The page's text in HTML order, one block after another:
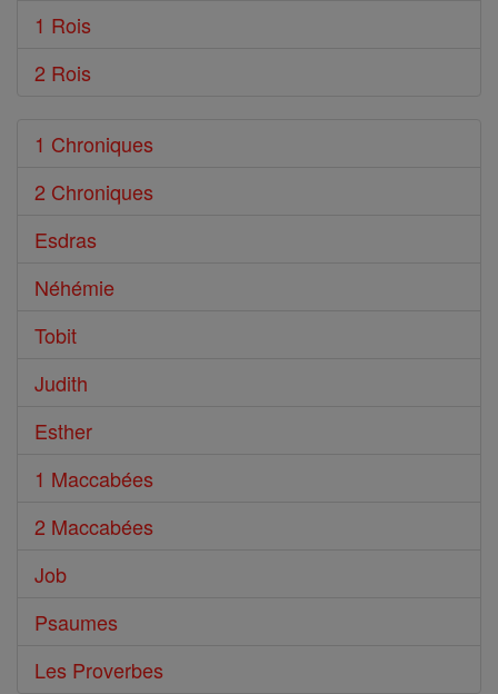
1 Rois
2 Rois
1 Chroniques
2 Chroniques
Esdras
Néhémie
Tobit
Judith
Esther
1 Maccabées
2 Maccabées
Job
Psaumes
Les Proverbes